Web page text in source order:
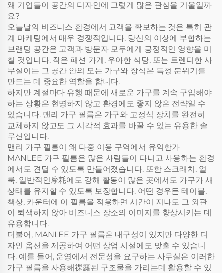
왜 기업들이 공간의 디자인에 그렇게 많은 관심을 기울일까
요?
오늘날의 비즈니스 환경에서 고객을 확보하는 것은 특히 관
계 마케팅에서 매우 경쟁적입니다. 당신의 이상에 부합하는
브랜딩 공간은 고객과 방문자 모두에게 긍정적인 영향을 미
칠 것입니다. 작은 패션 가게, 우아한 식당, 또는 트렌디한 사
무실이든 그 공간 안의 모든 가구와 장식은 특정 분위기를
만드는 데 중요한 역할을 합니다.
하지만 계절마다 유행 때문에 새로운 가구를 계속 구입해야
하는 상황은 현명하지 않고 환경에도 좋지 않은 전략일 수
있습니다. 맨리 가구 필름은 가구와 고정식 장치를 완전히
교체하지 않고도 그 시각적 효과를 바꿀 수 있는 유용한 솔
루션입니다.
맨리 가구 필름이 왜 다중 이용 구역에서 유익한가
MANLEE 가구 필름은 많은 사람들이 다니고 사용하는 환경
에서도 견딜 수 있도록 만들어졌습니다. 또한 스크래치, 얼
룩, 일반적인摩耗에도 강해 활동이 많은 곳에서도 가구가 새
상태를 유지할 수 있도록 보장합니다. 어떤 경우든 테이블,
책상, 카운터에 이 필름을 적용하면 시간이 지나도 그 외관
이 퇴색하지 않아 비즈니스 장소의 이미지를 향상시키는 데
유용합니다.
더불어, MANLEE 가구 필름은 내구성이 있지만 다양한 디
자인 옵션을 제공하여 어떤 상업 시설에도 맞출 수 있습니
다. 예를 들어, 운영에서 전문성을 요구하는 사무실은 이러한
가구 필름을 사용해祼露된 구조물을 가리는데 활용할 수 있